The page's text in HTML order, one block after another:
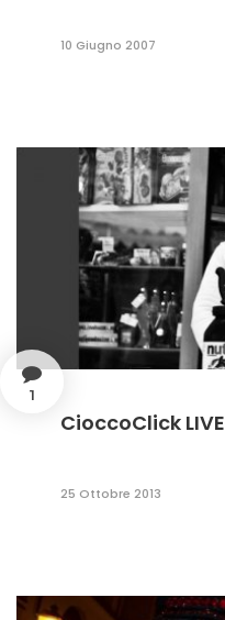
10 Giugno 2007
1
CioccoClick LIVE
25 Ottobre 2013